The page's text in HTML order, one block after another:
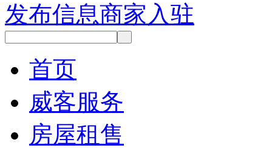
发布信息商家入驻
首页
威客服务
房屋租售